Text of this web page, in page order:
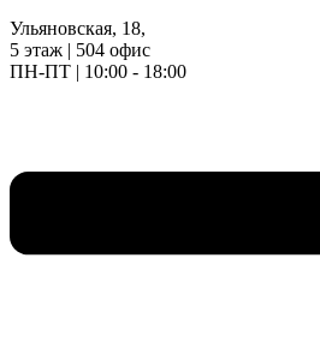
Ульяновская, 18,
5 этаж | 504 офис
ПН-ПТ | 10:00 - 18:00